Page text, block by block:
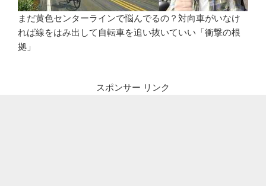
まだ黄色センターラインで悩んでるの？対向車がいなけ
れば線をはみ出して自転車を追い抜いていい「衝撃の根
拠」
スポンサー リンク